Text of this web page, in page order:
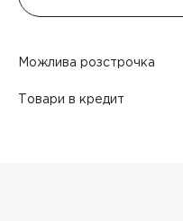
Можлива розстрочка
Товари в кредит